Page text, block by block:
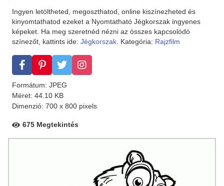
Ingyen letöltheted, megoszthatod, online kiszínezheted és
kinyomtathatod ezeket a Nyomtatható Jégkorszak ingyenes
képeket. Ha meg szeretnéd nézni az összes kapcsolódó
színezőt, kattints ide: Jégkorszak. Kategória: Rajzfilm
Formátum: JPEG
Méret: 44.10 KB
Dimenzió: 700 x 800 pixels
675 Megtekintés